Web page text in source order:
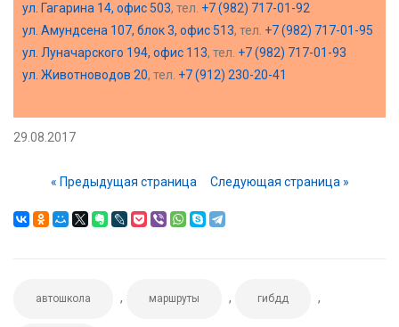
ул. Гагарина 14, офис 503, тел. +7 (982) 717-01-92
ул. Амундсена 107, блок 3, офис 513, тел. +7 (982) 717-01-95
ул. Луначарского 194, офис 113, тел. +7 (982) 717-01-93
ул. Животноводов 20, тел. +7 (912) 230-20-41
29.08.2017
« Предыдущая страница Следующая страница »
автошкола , маршруты , гибдд ,